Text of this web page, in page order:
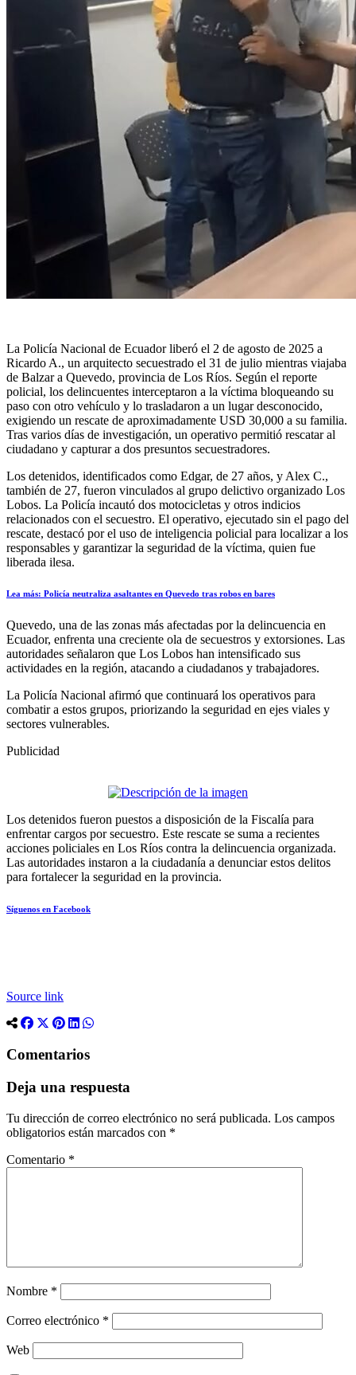
La Policía Nacional de Ecuador liberó el 2 de agosto de 2025 a
Ricardo A., un arquitecto secuestrado el 31 de julio mientras viajaba
de Balzar a Quevedo, provincia de Los Ríos. Según el reporte
policial, los delincuentes interceptaron a la víctima bloqueando su
paso con otro vehículo y lo trasladaron a un lugar desconocido,
exigiendo un rescate de aproximadamente USD 30,000 a su familia.
Tras varios días de investigación, un operativo permitió rescatar al
ciudadano y capturar a dos presuntos secuestradores.
Los detenidos, identificados como Edgar, de 27 años, y Alex C.,
también de 27, fueron vinculados al grupo delictivo organizado Los
Lobos. La Policía incautó dos motocicletas y otros indicios
relacionados con el secuestro. El operativo, ejecutado sin el pago del
rescate, destacó por el uso de inteligencia policial para localizar a los
responsables y garantizar la seguridad de la víctima, quien fue
liberada ilesa.
Lea más: Policía neutraliza asaltantes en Quevedo tras robos en bares
Quevedo, una de las zonas más afectadas por la delincuencia en
Ecuador, enfrenta una creciente ola de secuestros y extorsiones. Las
autoridades señalaron que Los Lobos han intensificado sus
actividades en la región, atacando a ciudadanos y trabajadores.
La Policía Nacional afirmó que continuará los operativos para
combatir a estos grupos, priorizando la seguridad en ejes viales y
sectores vulnerables.
Publicidad
Los detenidos fueron puestos a disposición de la Fiscalía para
enfrentar cargos por secuestro. Este rescate se suma a recientes
acciones policiales en Los Ríos contra la delincuencia organizada.
Las autoridades instaron a la ciudadanía a denunciar estos delitos
para fortalecer la seguridad en la provincia.
Síguenos en Facebook
Source link
Comentarios
Deja una respuesta
Tu dirección de correo electrónico no será publicada. Los campos
obligatorios están marcados con *
Comentario *
Nombre *
Correo electrónico *
Web